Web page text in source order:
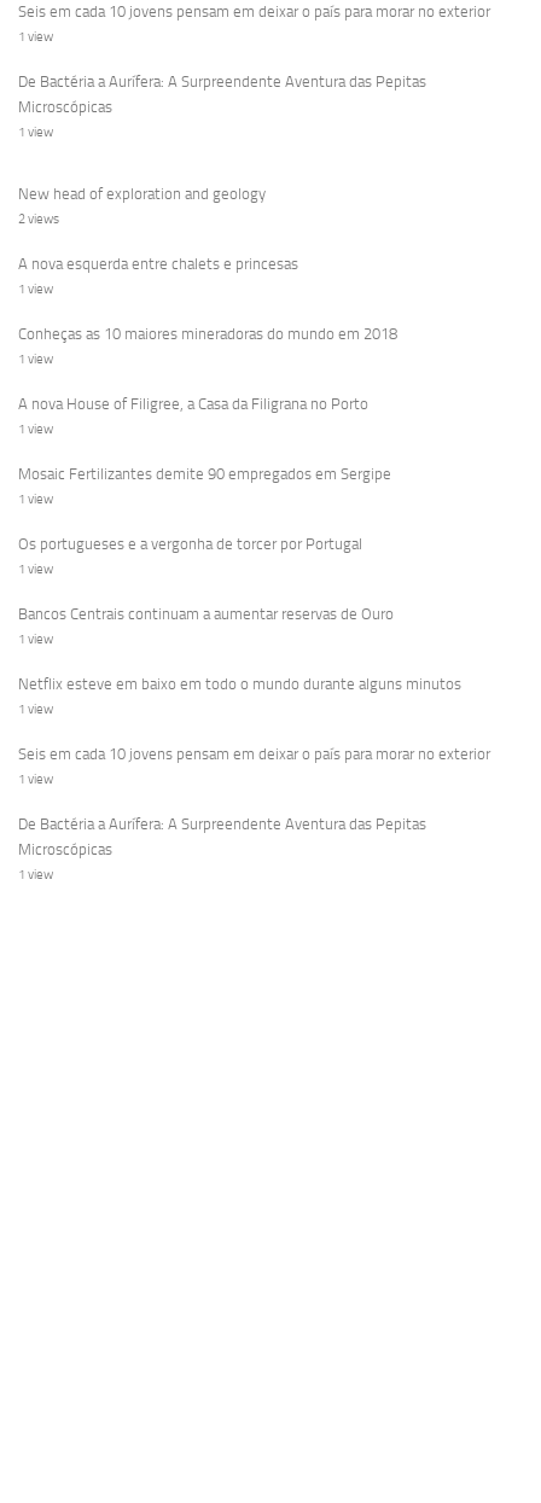
Seis em cada 10 jovens pensam em deixar o país para morar no exterior
1 view
De Bactéria a Aurífera: A Surpreendente Aventura das Pepitas
Microscópicas
1 view
New head of exploration and geology
2 views
A nova esquerda entre chalets e princesas
1 view
Conheças as 10 maiores mineradoras do mundo em 2018
1 view
A nova House of Filigree, a Casa da Filigrana no Porto
1 view
Mosaic Fertilizantes demite 90 empregados em Sergipe
1 view
Os portugueses e a vergonha de torcer por Portugal
1 view
Bancos Centrais continuam a aumentar reservas de Ouro
1 view
Netflix esteve em baixo em todo o mundo durante alguns minutos
1 view
Seis em cada 10 jovens pensam em deixar o país para morar no exterior
1 view
De Bactéria a Aurífera: A Surpreendente Aventura das Pepitas
Microscópicas
1 view